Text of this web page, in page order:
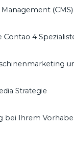
Contao 4
Strategie
bei Ihrem